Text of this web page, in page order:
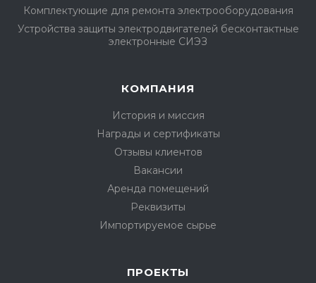
Комплектующие для ремонта электрооборудования
Устройства защиты электродвигателей бесконтактные
электронные СИЭЗ
КОМПАНИЯ
История и миссия
Награды и сертификаты
Отзывы клиентов
Вакансии
Аренда помещений
Реквизиты
Импортируемое сырье
ПРОЕКТЫ